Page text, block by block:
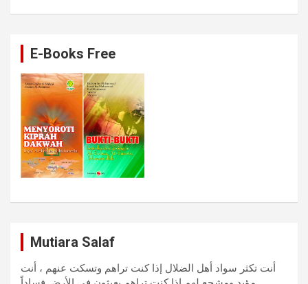
E-Books Free
Mutiara Salaf
أنت تكثر سواد أهل الضلال إذا كنت تراهم وتسكت عنهم ، أنت